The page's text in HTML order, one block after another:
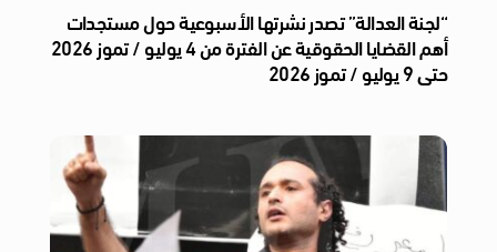
“لجنة العدالة” تصدر نشرتها الأسبوعية حول مستجدات
أهم القضايا الحقوقية عن الفترة من 4 يوليو / تموز 2026
حتى 9 يوليو / تموز 2026